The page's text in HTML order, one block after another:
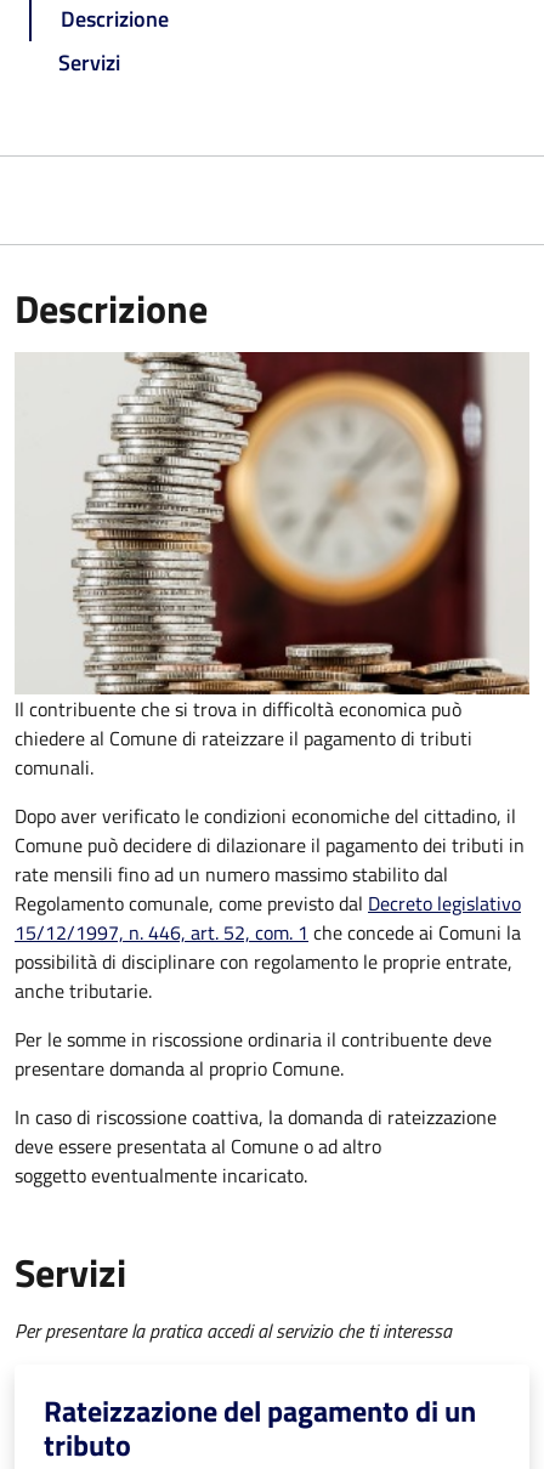
Descrizione
Servizi
Descrizione
Il contribuente che si trova in difficoltà economica può
chiedere al Comune di rateizzare il pagamento di tributi
comunali.
Dopo aver verificato le condizioni economiche del cittadino, il
Comune può decidere di dilazionare il pagamento dei tributi in
rate mensili fino ad un numero massimo stabilito dal
Regolamento comunale, come previsto dal Decreto legislativo
15/12/1997, n. 446, art. 52, com. 1 che concede ai Comuni la
possibilità di disciplinare con regolamento le proprie entrate,
anche tributarie.
Per le somme in riscossione ordinaria il contribuente deve
presentare domanda al proprio Comune.
In caso di riscossione coattiva, la domanda di rateizzazione
deve essere presentata al Comune o ad altro
soggetto eventualmente incaricato.
Servizi
Per presentare la pratica accedi al servizio che ti interessa
Rateizzazione del pagamento di un
tributo